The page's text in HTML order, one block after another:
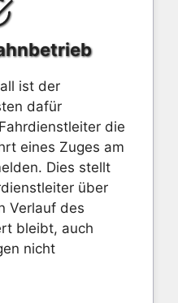
ist der
dafür
die
eines Zuges am
Dies stellt
über
Verlauf des
bleibt, auch
nicht